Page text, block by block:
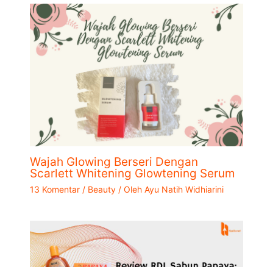
Wajah Glowing Berseri Dengan
Scarlett Whitening Glowtening Serum
13 Komentar / Beauty/ Oleh Ayu Natih Widhiarini